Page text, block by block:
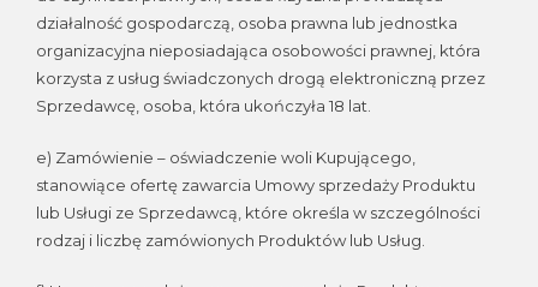
działalność gospodarczą, osoba prawna lub jednostka
organizacyjna nieposiadająca osobowości prawnej, która
korzysta z usług świadczonych drogą elektroniczną przez
Sprzedawcę, osoba, która ukończyła 18 lat.
e) Zamówienie – oświadczenie woli Kupującego,
stanowiące ofertę zawarcia Umowy sprzedaży Produktu
lub Usługi ze Sprzedawcą, które określa w szczególności
rodzaj i liczbę zamówionych Produktów lub Usług.